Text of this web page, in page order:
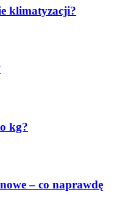
klimatyzacji?
kg?
– co naprawdę